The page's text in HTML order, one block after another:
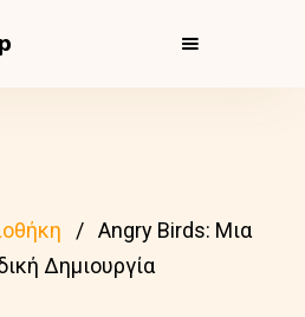
Angry Birds: Μια
Δημιουργία